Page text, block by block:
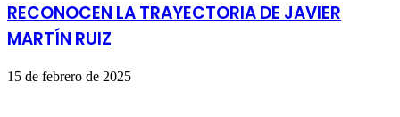
RECONOCEN LA TRAYECTORIA DE JAVIER
MARTÍN RUIZ
15 de febrero de 2025